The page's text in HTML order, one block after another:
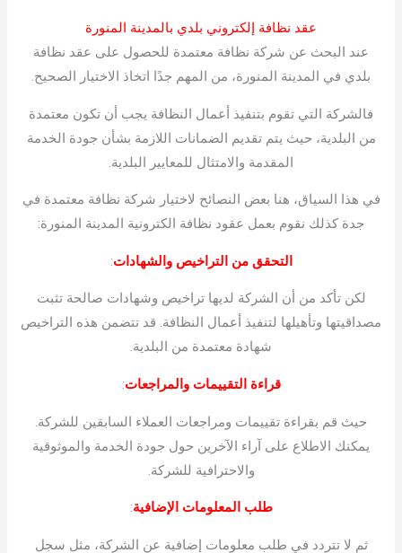
عقد نظافة إلكتروني بلدي بالمدينة المنورة
عند البحث عن شركة نظافة معتمدة للحصول على عقد نظافة
بلدي في المدينة المنورة، من المهم جدًا اتخاذ الاختيار الصحيح.
فالشركة التي تقوم بتنفيذ أعمال النظافة يجب أن تكون معتمدة
من البلدية، حيث يتم تقديم الضمانات اللازمة بشأن جودة الخدمة
المقدمة والامتثال للمعايير البلدية.
في هذا السياق، هنا بعض النصائح لاختيار شركة نظافة معتمدة في
جدة كذلك نقوم بعمل عقود نظافة الكترونية المدينة المنورة:
التحقق من التراخيص والشهادات:
لكن تأكد من أن الشركة لديها تراخيص وشهادات صالحة تثبت
مصداقيتها وتأهيلها لتنفيذ أعمال النظافة. قد تتضمن هذه التراخيص
شهادة معتمدة من البلدية.
قراءة التقييمات والمراجعات:
حيث قم بقراءة تقييمات ومراجعات العملاء السابقين للشركة.
يمكنك الاطلاع على آراء الآخرين حول جودة الخدمة والموثوقية
والاحترافية للشركة.
طلب المعلومات الإضافية:
ثم لا تتردد في طلب معلومات إضافية عن الشركة، مثل سجل